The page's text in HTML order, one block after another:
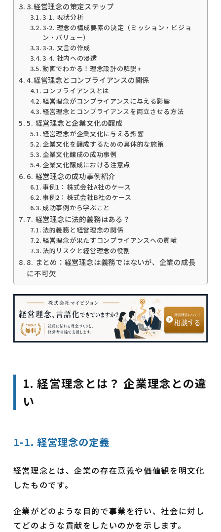
3.経営理念の策定ステップ
3-1. 現状分析
3-2. 理念の構成要素の決定（ミッション・ビジョ
ン・バリュー）
3-3. 文言の作成
3-4. 社内への浸透
動画でわかる！理念設計の解説+
4.経営理念とコンプライアンスの関係
コンプライアンスとは
経営理念がコンプライアンスに与える影響
経営理念とコンプライアンスを両立させる方法
5. 経営理念と企業文化の醸成
経営理念が企業文化に与える影響
企業文化を醸成するための具体的な施策
企業文化醸成の成功事例
企業文化醸成における注意点
6. 経営理念の成功事例紹介
事例1：株式会社A社のケース
事例2：株式会社B社のケース
成功事例から学ぶこと
7. 経営理念に法的義務はある？
法的義務と経営理念の関係
経営理念が果たすコンプライアンスへの貢献
法的リスクと経営理念の役割
8. まとめ：経営理念は義務ではないが、企業の成長
に不可欠
1. 経営理念とは？ 企業理念との違
い
1-1. 経営理念の定義
経営理念とは、企業の存在意義や価値観を明文化
したものです。
企業がどのような目的で事業を行い、社会に対し
てどのような貢献をしたいのかを示します。